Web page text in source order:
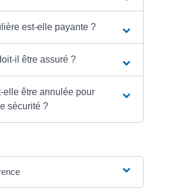
est-elle payante ?
il être assuré ?
elle être annulée pour
sécurité ?